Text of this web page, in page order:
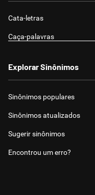
Cata-letras
Caça-palavras
Explorar Sinônimos
Sinônimos populares
Sinônimos atualizados
Sugerir sinônimos
Encontrou um erro?